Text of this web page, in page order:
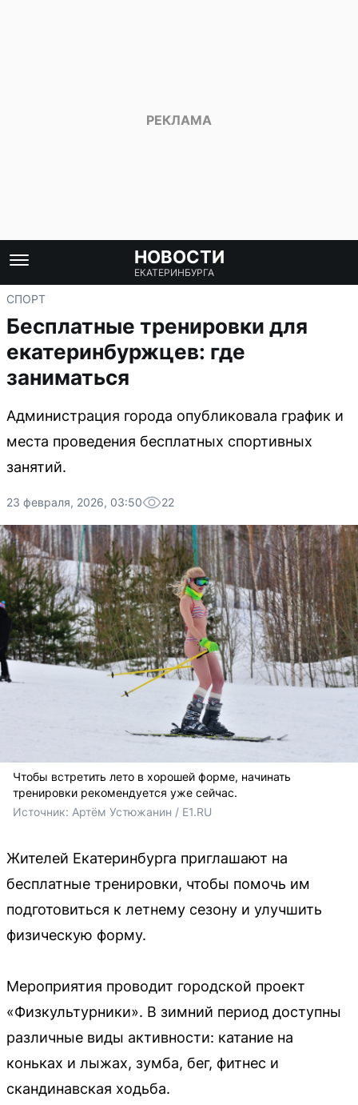
НОВОСТИ
ЕКАТЕРИНБУРГА
СПОРТ
Бесплатные тренировки для
екатеринбуржцев: где
заниматься
Администрация города опубликовала график и
места проведения бесплатных спортивных
занятий.
23 февраля, 2026, 03:50 22
Чтобы встретить лето в хорошей форме, начинать
тренировки рекомендуется уже сейчас.
Источник: Артём Устюжанин / E1.RU
Жителей Екатеринбурга приглашают на
бесплатные тренировки, чтобы помочь им
подготовиться к летнему сезону и улучшить
физическую форму.
Мероприятия проводит городской проект
«Физкультурники». В зимний период доступны
различные виды активности: катание на
коньках и лыжах, зумба, бег, фитнес и
скандинавская ходьба.